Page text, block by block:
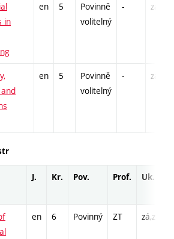
in
en 5
Povinně
volitelný
- zá,zk
en 5
Povinně
volitelný
- zá,zk
J. Kr. Pov. Prof. Uk.
en 6 Povinný ZT zá,zk